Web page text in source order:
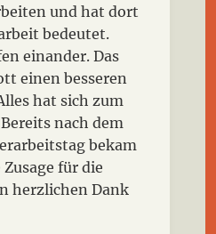
und hat dort
bedeutet.
einander. Das
einen besseren
hat sich zum
nach dem
bekam
für die
herzlichen Dank